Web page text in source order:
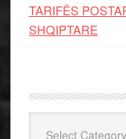
TARIFËS
SHQIPTARE